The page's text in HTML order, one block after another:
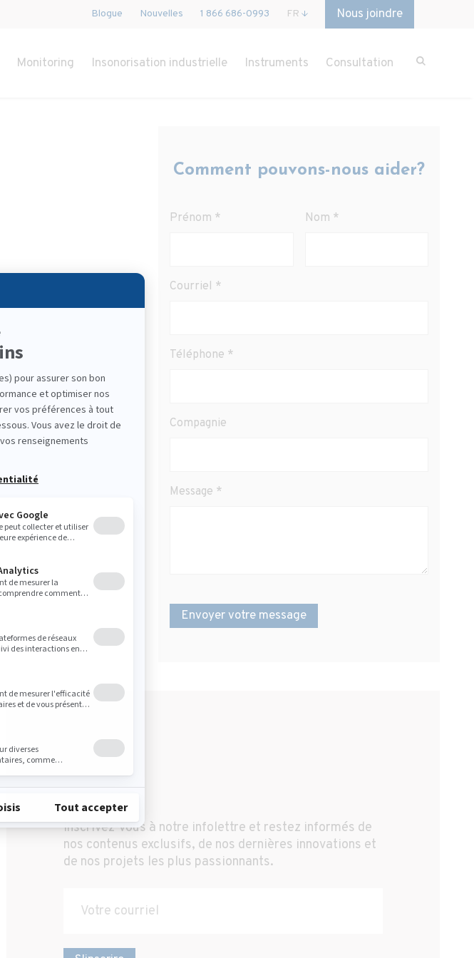
Blogue Nouvelles 1 866 686-0993 FR Nous joindre
Monitoring Insonorisation industrielle Instruments Consultation
Comment pouvons-nous aider?
Prénom * Nom *
Courriel *
Téléphone *
Compagnie
Message *
Envoyer votre message
Infolettre
Inscrivez-vous à notre infolettre et restez informés de
nos contenus exclusifs, de nos dernières innovations et
de nos projets les plus passionnants.